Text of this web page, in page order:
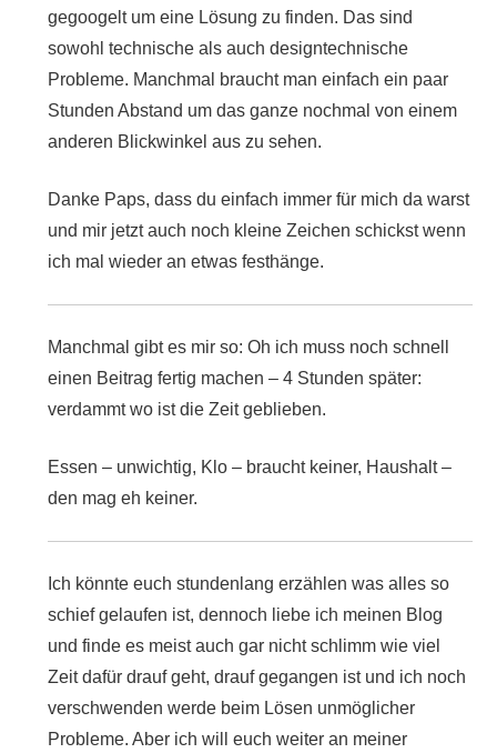
gegoogelt um eine Lösung zu finden. Das sind
sowohl technische als auch designtechnische
Probleme. Manchmal braucht man einfach ein paar
Stunden Abstand um das ganze nochmal von einem
anderen Blickwinkel aus zu sehen.
Danke Paps, dass du einfach immer für mich da warst
und mir jetzt auch noch kleine Zeichen schickst wenn
ich mal wieder an etwas festhänge.
Manchmal gibt es mir so: Oh ich muss noch schnell
einen Beitrag fertig machen – 4 Stunden später:
verdammt wo ist die Zeit geblieben.
Essen – unwichtig, Klo – braucht keiner, Haushalt –
den mag eh keiner.
Ich könnte euch stundenlang erzählen was alles so
schief gelaufen ist, dennoch liebe ich meinen Blog
und finde es meist auch gar nicht schlimm wie viel
Zeit dafür drauf geht, drauf gegangen ist und ich noch
verschwenden werde beim Lösen unmöglicher
Probleme. Aber ich will euch weiter an meiner